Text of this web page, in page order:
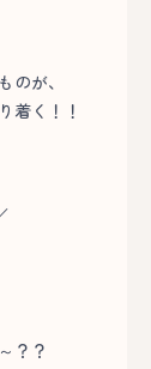
のが、
着く！！
？？